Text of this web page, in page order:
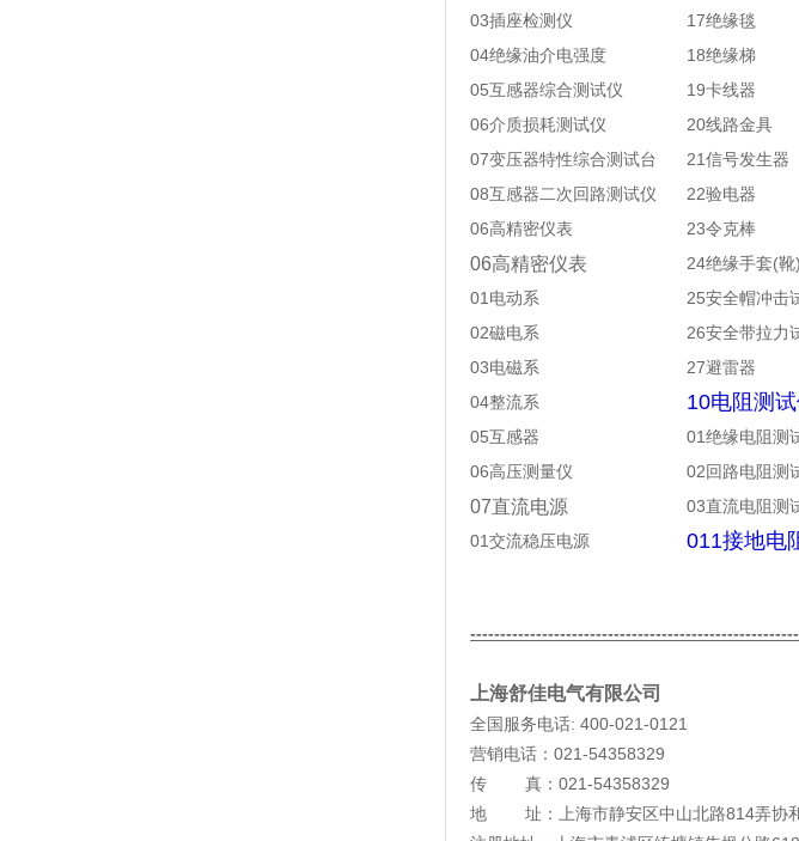
03插座检测仪 17绝缘毯
04绝缘油介电强度
18绝缘梯
05互感器综合测试仪
19卡线器
06介质损耗测试仪
20线路金具
07变压器特性综合测试台
21信号发生器
08互感器二次回路测试仪
22验电器
06高精密仪表
23令克棒
06高精密仪表 24绝缘手套(靴)
01电动系
25安全帽冲击
02磁电系
26安全带拉力
03电磁系
27避雷器
04整流系
10电阻测
05互感器
01绝缘电阻测
06高压测量仪
02回路电阻测
07直流电源 03直流电阻测
01交流稳压电源
011接地电
上海舒佳电气有限公司
全国服务电话: 400-021-0121
营销电话： 021-54358329
传
真： 021-54358329
地
址：上海市静安区中山北路814弄协